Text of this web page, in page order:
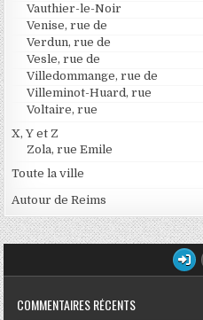
Vauthier-le-Noir
Venise, rue de
Verdun, rue de
Vesle, rue de
Villedommange, rue de
Villeminot-Huard, rue
Voltaire, rue
X, Y et Z
Zola, rue Emile
Toute la ville
Autour de Reims
COMMENTAIRES RÉCENTS